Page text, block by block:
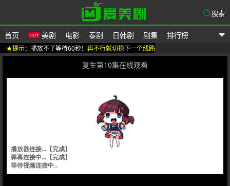
爱美剧
首页 美剧 电影 泰剧 日韩剧 剧集 排行榜
搜索
★提示：播放不了等待60秒！ 再不行就切换下一个线路
复生第10集在线观看